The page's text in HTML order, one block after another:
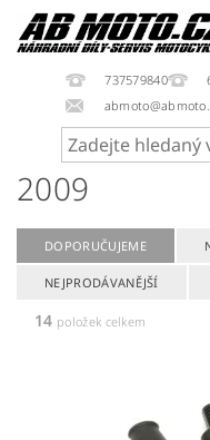
737579840
2009
DOPORUČUJEME
NEJPRODÁVANĚJŠÍ
14 položek celkem